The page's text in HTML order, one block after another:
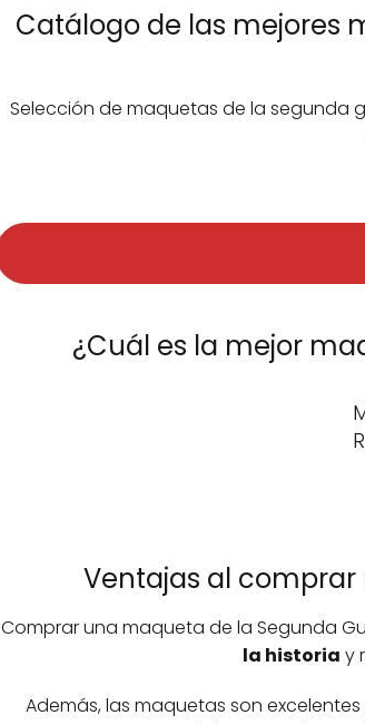
Catálogo de las mejores
Selección de maquetas de la segunda
¿Cuál es la mejor
Ventajas al
Comprar una maqueta de la Segunda
la historia y
Además, las maquetas son